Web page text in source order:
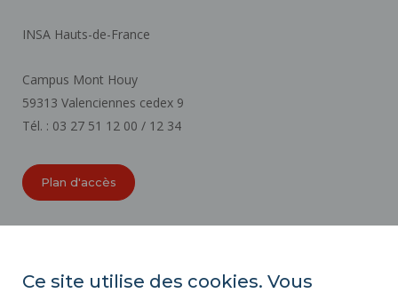
INSA Hauts-de-France
Campus Mont Houy
59313 Valenciennes cedex 9
Tél. : 03 27 51 12 00 / 12 34
Plan d'accès
Ce site utilise des cookies. Vous